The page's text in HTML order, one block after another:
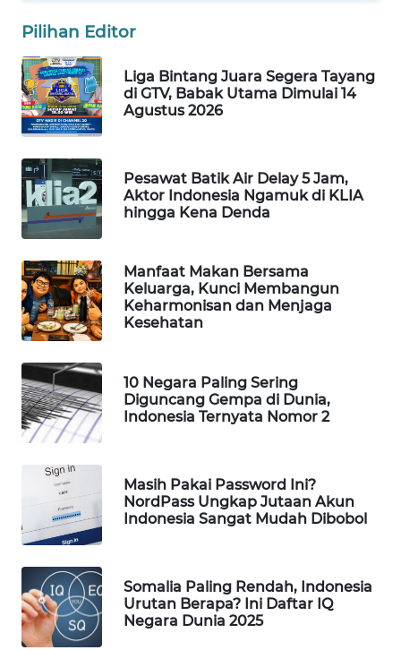
Pilihan Editor
Liga Bintang Juara Segera Tayang
di GTV, Babak Utama Dimulai 14
Agustus 2026
Pesawat Batik Air Delay 5 Jam,
Aktor Indonesia Ngamuk di KLIA
hingga Kena Denda
Manfaat Makan Bersama
Keluarga, Kunci Membangun
Keharmonisan dan Menjaga
Kesehatan
10 Negara Paling Sering
Diguncang Gempa di Dunia,
Indonesia Ternyata Nomor 2
Masih Pakai Password Ini?
NordPass Ungkap Jutaan Akun
Indonesia Sangat Mudah Dibobol
Somalia Paling Rendah, Indonesia
Urutan Berapa? Ini Daftar IQ
Negara Dunia 2025
WAHANA
TRAVEL
WAHANA
TV
WAHANANEWS
ID
WAHANANEWS
WAHANANEWS
NET
WAHANA
SPORT
WAHANA
WAHANA
SELEB
WAHANA
PERSONA
WAHANA